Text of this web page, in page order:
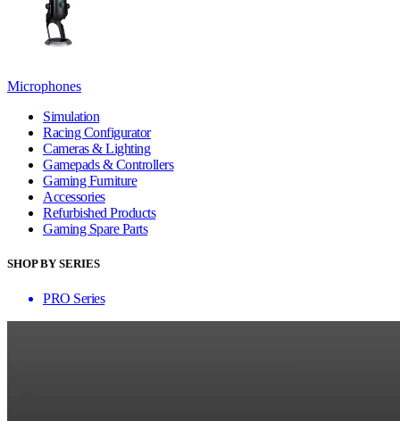
Microphones
Simulation
Racing Configurator
Cameras & Lighting
Gamepads & Controllers
Gaming Furniture
Accessories
Refurbished Products
Gaming Spare Parts
SHOP BY SERIES
PRO Series